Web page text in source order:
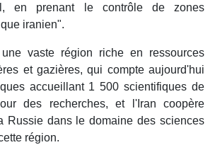
en prenant le contrôle de zones
iranien".
une vaste région riche en ressources
et gazières, qui compte aujourd'hui
accueillant 1 500 scientifiques de
des recherches, et l'Iran coopère
Russie dans le domaine des sciences
région.